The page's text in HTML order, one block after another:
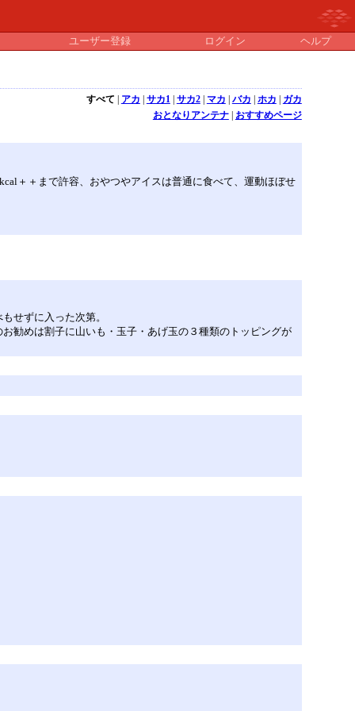
ユーザー登録 ログイン ヘルプ
すべて アカ サカ1| サカ2| マカ バカ ホカ
ガカ
おとなりアンテナ| おすすめページ
＋＋まで許容、おやつやアイスは普通に食べて、運動ほぼせ
せずに入った次第。
勧めは割子に山いも・玉子・あげ玉の３種類のトッピングが